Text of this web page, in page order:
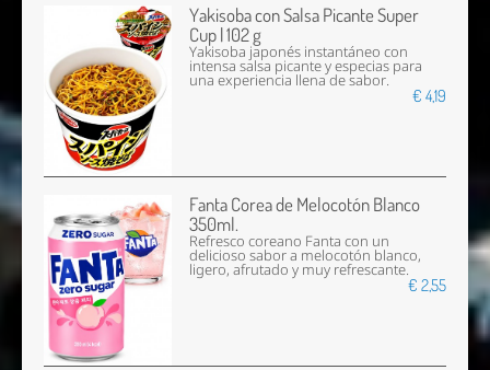
Yakisoba con Salsa Picante Super
Cup | 102 g
Yakisoba japonés instantáneo con
intensa salsa picante y especias para
una experiencia llena de sabor.
€ 4,19
Fanta Corea de Melocotón Blanco
350ml.
Refresco coreano Fanta con un
delicioso sabor a melocotón blanco,
ligero, afrutado y muy refrescante.
€ 2,55